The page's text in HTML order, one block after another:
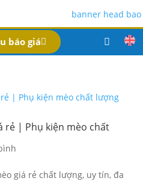
báo giá
rẻ | Phụ kiện mèo chất
giá rẻ chất lượng, uy tín, đa